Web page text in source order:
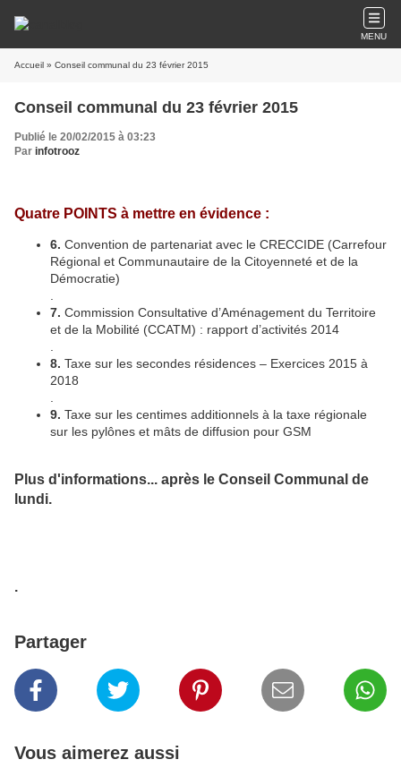
MENU
Accueil » Conseil communal du 23 février 2015
Conseil communal du 23 février 2015
Publié le 20/02/2015 à 03:23
Par infotrooz
Quatre POINTS à mettre en évidence :
6. Convention de partenariat avec le CRECCIDE (Carrefour
Régional et Communautaire de la Citoyenneté et de la
Démocratie)
7. Commission Consultative d’Aménagement du Territoire
et de la Mobilité (CCATM) : rapport d’activités 2014
8. Taxe sur les secondes résidences – Exercices 2015 à
2018
9. Taxe sur les centimes additionnels à la taxe régionale
sur les pylônes et mâts de diffusion pour GSM
Plus d'informations... après le Conseil Communal de
lundi.
.
Partager
Vous aimerez aussi